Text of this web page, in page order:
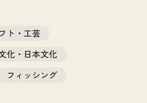
ト・工芸
化・日本文化
フィッシング